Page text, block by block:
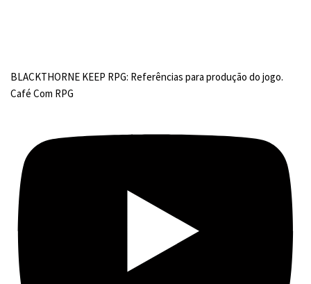
BLACKTHORNE KEEP RPG: Referências para produção do jogo.
Café Com RPG